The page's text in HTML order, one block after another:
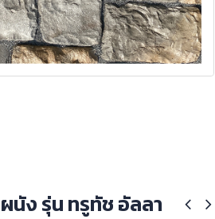
ง รุ่น ทรูทัช อัลลา